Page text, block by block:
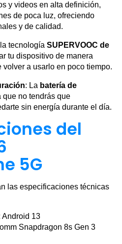
y videos en alta definición,
de poca luz, ofreciendo
y de calidad.
tecnología SUPERVOOC de
tu dispositivo de manera
volver a usarlo en poco tiempo.
: La batería de
que no tendrás que
sin energía durante el día.
del
5G
las especificaciones técnicas
Android 13
Snapdragon 8s Gen 3